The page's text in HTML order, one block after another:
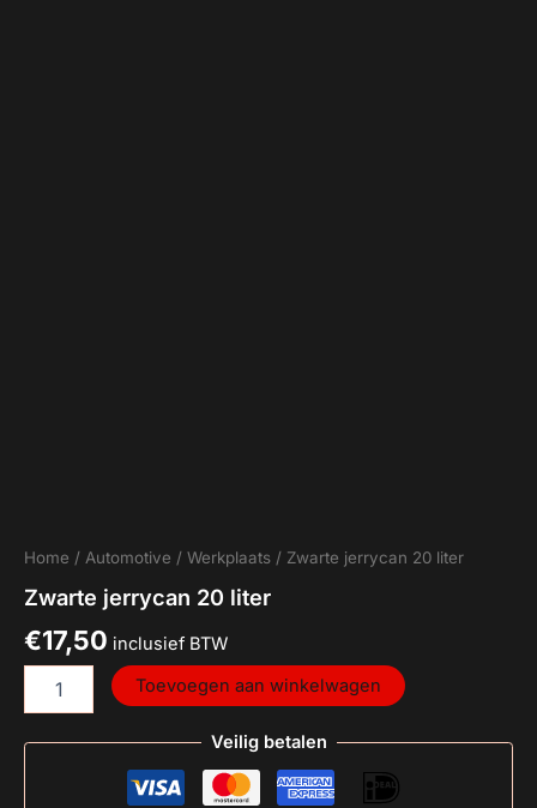
Home / Automotive / Werkplaats / Zwarte jerrycan 20 liter
Zwarte jerrycan 20 liter
€17,50 inclusief BTW
Toevoegen aan winkelwagen
Veilig betalen